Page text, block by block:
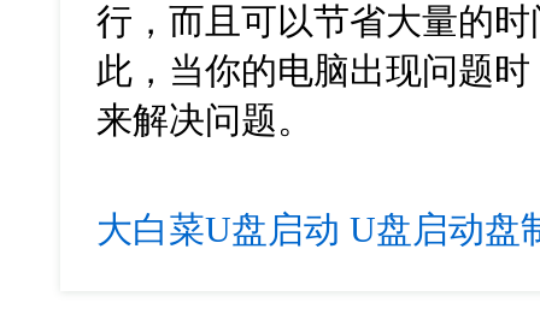
行，而且可以节省大量的
此，当你的电脑出现问题
来解决问题。
大白菜U盘启动 U盘启动盘